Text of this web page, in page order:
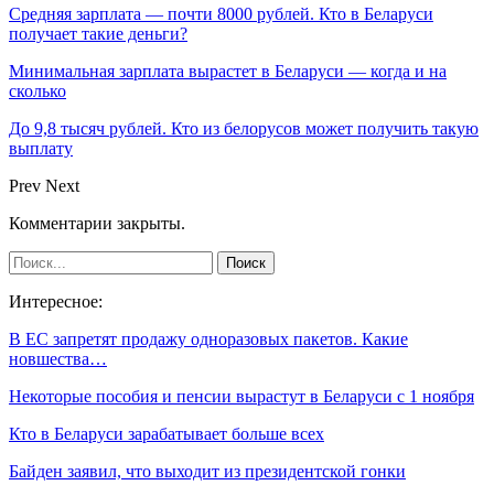
Средняя зарплата — почти 8000 рублей. Кто в Беларуси
получает такие деньги?
Минимальная зарплата вырастет в Беларуси — когда и на
сколько
До 9,8 тысяч рублей. Кто из белорусов может получить такую
выплату
Prev Next
Комментарии закрыты.
Интересное:
В ЕС запретят продажу одноразовых пакетов. Какие
новшества…
Некоторые пособия и пенсии вырастут в Беларуси с 1 ноября
Кто в Беларуси зарабатывает больше всех
Байден заявил, что выходит из президентской гонки